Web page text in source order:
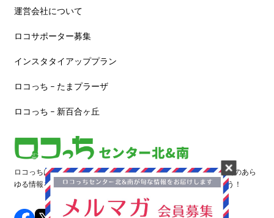
運営会社について
ロコサポーター募集
インスタタイアッププラン
ロコっち – たまプラーザ
ロコっち – 新百合ヶ丘
ロコっちは、あなたのジモト体験を豊かにする情報サイトです。街のあら
ゆる情報を収集し、日々更新しています。早速情報を探してみよう！